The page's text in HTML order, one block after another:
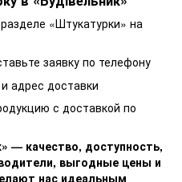
«Штукатурки» на
заявку по телефону
адрес доставки
с доставкой по
— качество, доступность,
выгодные цены и
нас идеальным